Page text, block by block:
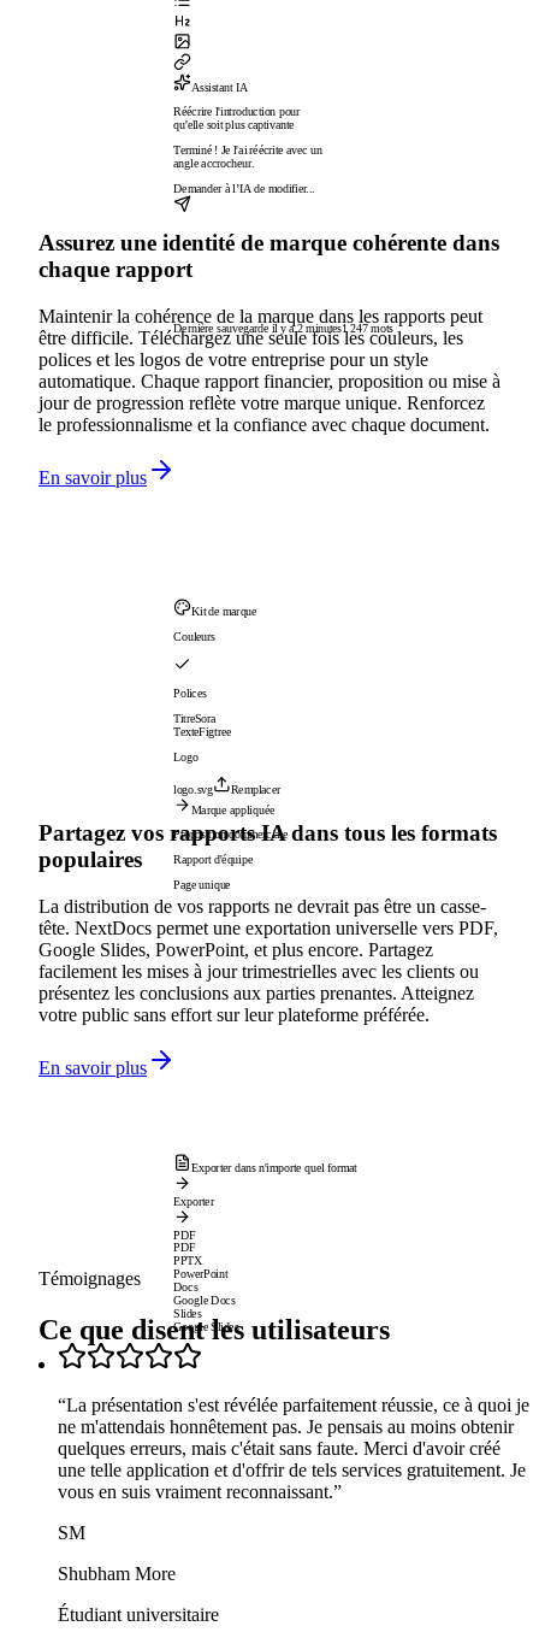
Assistant IA
Réécrire l'introduction pour
qu'elle soit plus captivante
Terminé ! Je l'ai réécrite avec un
angle accrocheur.
Demander à l’IA de modifier...
Dernière sauvegarde il y a 2 minutes1 247 mots
Assurez une identité de marque cohérente dans
chaque rapport
Maintenir la cohérence de la marque dans les rapports peut
être difficile. Téléchargez une seule fois les couleurs, les
polices et les logos de votre entreprise pour un style
automatique. Chaque rapport financier, proposition ou mise à
jour de progression reflète votre marque unique. Renforcez
le professionnalisme et la confiance avec chaque document.
En savoir plus
Kit de marque
Couleurs
Polices
TitreSora
TexteFigtree
Logo
logo.svg
Remplacer
Marque appliquée
Proposition commerciale
Rapport d'équipe
Page unique
Partagez vos rapports IA dans tous les formats
populaires
La distribution de vos rapports ne devrait pas être un casse-
tête. NextDocs permet une exportation universelle vers PDF,
Google Slides, PowerPoint, et plus encore. Partagez
facilement les mises à jour trimestrielles avec les clients ou
présentez les conclusions aux parties prenantes. Atteignez
votre public sans effort sur leur plateforme préférée.
En savoir plus
Exporter dans n'importe quel format
Exporter
PDF
PDF
PPTX
PowerPoint
Docs
Google Docs
Slides
Google Slides
Témoignages
Ce que disent les utilisateurs
“La présentation s'est révélée parfaitement réussie, ce à quoi je
ne m'attendais honnêtement pas. Je pensais au moins obtenir
quelques erreurs, mais c'était sans faute. Merci d'avoir créé
une telle application et d'offrir de tels services gratuitement. Je
vous en suis vraiment reconnaissant.”
SM
Shubham More
Étudiant universitaire